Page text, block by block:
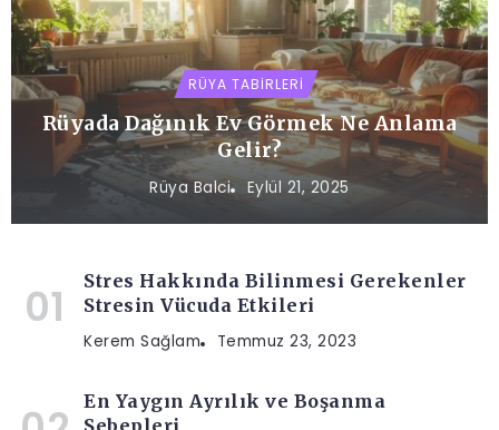
RÜYA TABIRLERI
Rüyada Dağınık Ev Görmek Ne Anlama
Gelir?
Rüya Balci Eylül 21, 2025
Stres Hakkında Bilinmesi Gerekenler
Stresin Vücuda Etkileri
Kerem Sağlam Temmuz 23, 2023
En Yaygın Ayrılık ve Boşanma